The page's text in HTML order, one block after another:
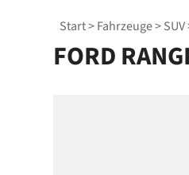
Start>Fahrzeuge>SUV
FORD